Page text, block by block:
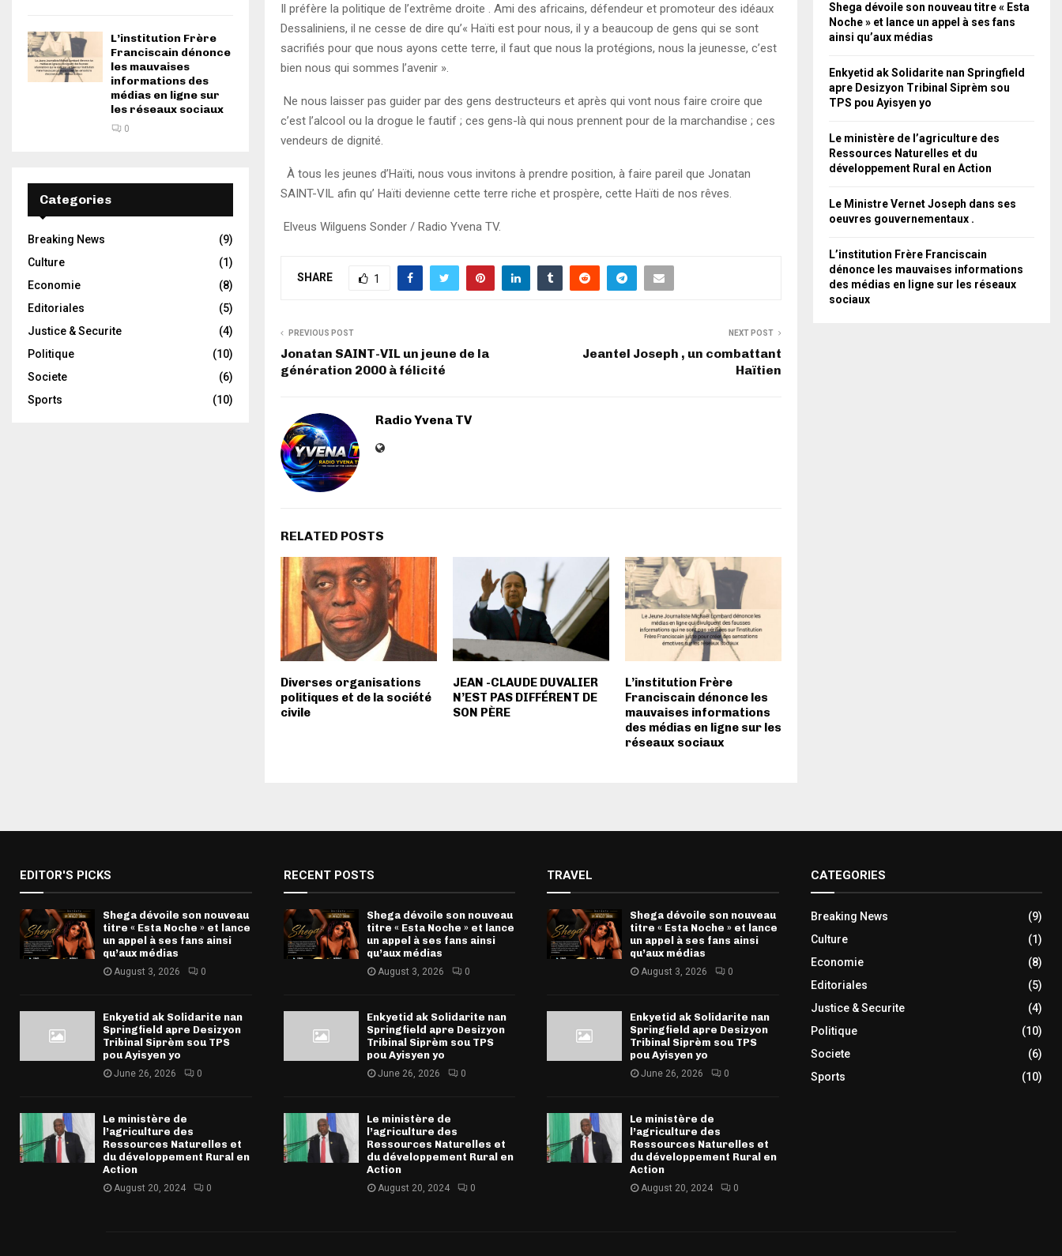
Il préfère la politique de l’extrême droite . Ami des africains, défendeur et promoteur des idéaux
Dessaliniens, il ne cesse de dire qu’« Haïti est pour nous, il y a beaucoup de gens qui se sont
sacrifiés pour que nous ayons cette terre, il faut que nous la protégions, nous la jeunesse, c’est
bien nous qui sommes l’avenir ».
Ne nous laisser pas guider par des gens destructeurs et après qui vont nous faire croire que
c’est l’alcool ou la drogue le fautif ; ces gens-là qui nous prennent pour de la marchandise ; ces
vendeurs de dignité.
À tous les jeunes d’Haïti, nous vous invitons à prendre position, à faire pareil que Jonatan
SAINT-VIL afin qu’ Haïti devienne cette terre riche et prospère, cette Haïti de nos rêves.
Elveus Wilguens Sonder / Radio Yvena TV.
SHARE 1
PREVIOUS POST
Jonatan SAINT-VIL un jeune de la
génération 2000 à félicité
NEXT POST
Jeantel Joseph , un combattant
Haïtien
Radio Yvena TV
RELATED POSTS
Diverses organisations
politiques et de la société
civile
JEAN -CLAUDE DUVALIER
N’EST PAS DIFFÉRENT DE
SON PÈRE
L’institution Frère
Franciscain dénonce les
mauvaises informations
des médias en ligne sur les
réseaux sociaux
L’institution Frère
Franciscain dénonce
les mauvaises
informations des
médias en ligne sur
les réseaux sociaux
0
Categories
Breaking News
(9)
Culture
(1)
Economie
(8)
Editoriales
(5)
Justice & Securite
(4)
Politique
(10)
Societe
(6)
Sports
(10)
Shega dévoile son nouveau titre « Esta
Noche » et lance un appel à ses fans
ainsi qu’aux médias
Enkyetid ak Solidarite nan Springfield
apre Desizyon Tribinal Siprèm sou
TPS pou Ayisyen yo
Le ministère de l’agriculture des
Ressources Naturelles et du
développement Rural en Action
Le Ministre Vernet Joseph dans ses
oeuvres gouvernementaux .
L’institution Frère Franciscain
dénonce les mauvaises informations
des médias en ligne sur les réseaux
sociaux
EDITOR'S PICKS
Shega dévoile son nouveau
titre « Esta Noche » et lance
un appel à ses fans ainsi
qu’aux médias
August 3, 2026 0
Enkyetid ak Solidarite nan
Springfield apre Desizyon
Tribinal Siprèm sou TPS
pou Ayisyen yo
June 26, 2026 0
Le ministère de
l’agriculture des
Ressources Naturelles et
du développement Rural en
Action
August 20, 2024 0
RECENT POSTS
Shega dévoile son nouveau
titre « Esta Noche » et lance
un appel à ses fans ainsi
qu’aux médias
August 3, 2026 0
Enkyetid ak Solidarite nan
Springfield apre Desizyon
Tribinal Siprèm sou TPS
pou Ayisyen yo
June 26, 2026 0
Le ministère de
l’agriculture des
Ressources Naturelles et
du développement Rural en
Action
August 20, 2024 0
TRAVEL
Shega dévoile son nouveau
titre « Esta Noche » et lance
un appel à ses fans ainsi
qu’aux médias
August 3, 2026 0
Enkyetid ak Solidarite nan
Springfield apre Desizyon
Tribinal Siprèm sou TPS
pou Ayisyen yo
June 26, 2026 0
Le ministère de
l’agriculture des
Ressources Naturelles et
du développement Rural en
Action
August 20, 2024 0
CATEGORIES
Breaking News
(9)
Culture
(1)
Economie
(8)
Editoriales
(5)
Justice & Securite
(4)
Politique
(10)
Societe
(6)
Sports
(10)